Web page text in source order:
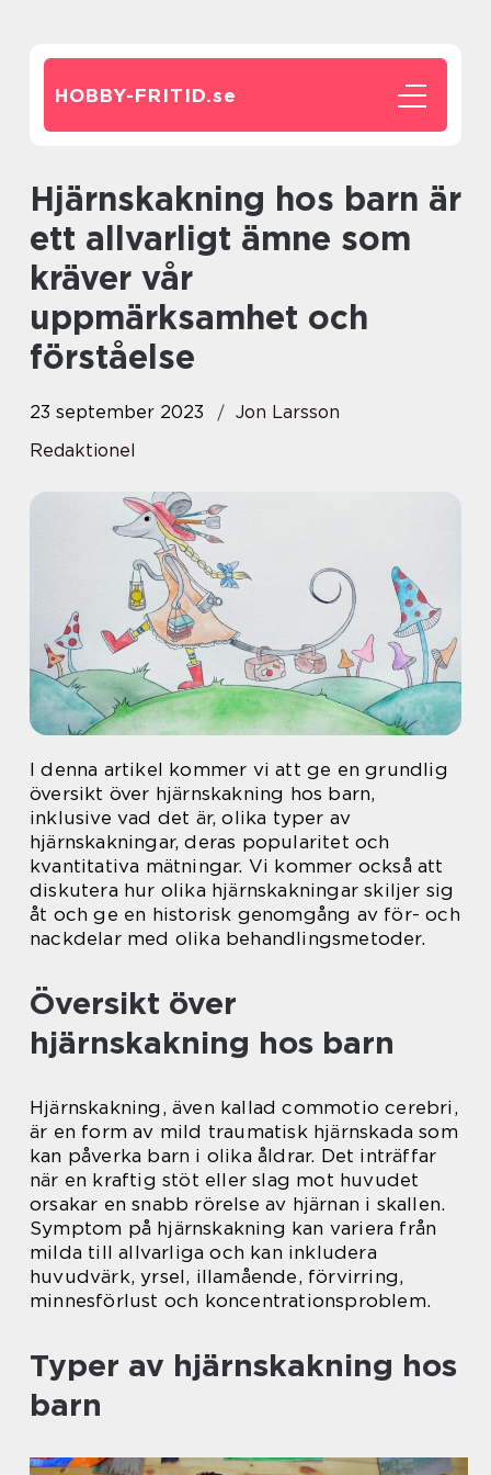
HOBBY-FRITID.se
Hjärnskakning hos barn är
ett allvarligt ämne som
kräver vår
uppmärksamhet och
förståelse
23 september 2023
Jon Larsson
Redaktionel
I denna artikel kommer vi att ge en grundlig
översikt över hjärnskakning hos barn,
inklusive vad det är, olika typer av
hjärnskakningar, deras popularitet och
kvantitativa mätningar. Vi kommer också att
diskutera hur olika hjärnskakningar skiljer sig
åt och ge en historisk genomgång av för- och
nackdelar med olika behandlingsmetoder.
Översikt över
hjärnskakning hos barn
Hjärnskakning, även kallad commotio cerebri,
är en form av mild traumatisk hjärnskada som
kan påverka barn i olika åldrar. Det inträffar
när en kraftig stöt eller slag mot huvudet
orsakar en snabb rörelse av hjärnan i skallen.
Symptom på hjärnskakning kan variera från
milda till allvarliga och kan inkludera
huvudvärk, yrsel, illamående, förvirring,
minnesförlust och koncentrationsproblem.
Typer av hjärnskakning hos
barn